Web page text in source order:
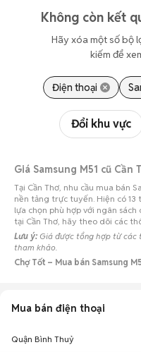
Không còn kết
Hãy xóa một số bộ
kiếm để
Điện thoại
Đổi khu vực
Giá Samsung M51 cũ
Tại Cần Thơ, nhu cầu mua bán
nền tảng trực tuyến. Hiện có
lựa chọn phù hợp với ngân sách
tại Cần Thơ, hãy theo dõi các
Lưu ý: Giá được tổng hợp từ các
tham khảo.
Chợ Tốt – Mua bán Samsung
Mua bán điện thoại
Quận Bình Thuỷ